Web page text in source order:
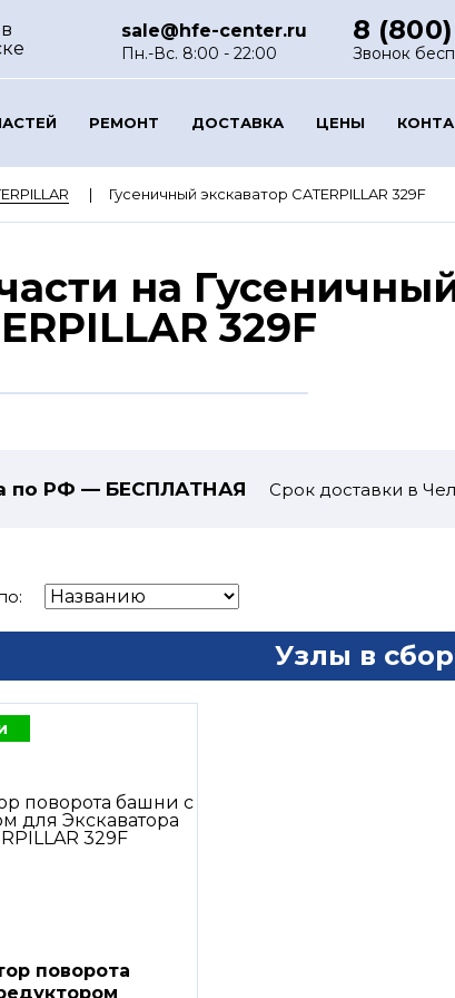
sale@hfe-center.ru
Пн.-Вс. 8:00 - 22:00
8
Звонок
РЕМОНТ ДОСТАВКА ЦЕНЫ
Гусеничный экскаватор CATERPILLAR 329F
на
329F
по РФ — БЕСПЛАТНАЯ Срок доставки в
Узлы в
поворота